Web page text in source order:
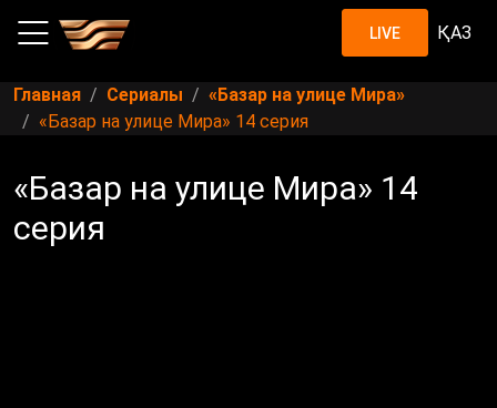
LIVE ҚАЗ
Главная Сериалы
«Базар на улице Мира»
«Базар на улице Мира» 14 серия
«Базар на улице Мира» 14
серия